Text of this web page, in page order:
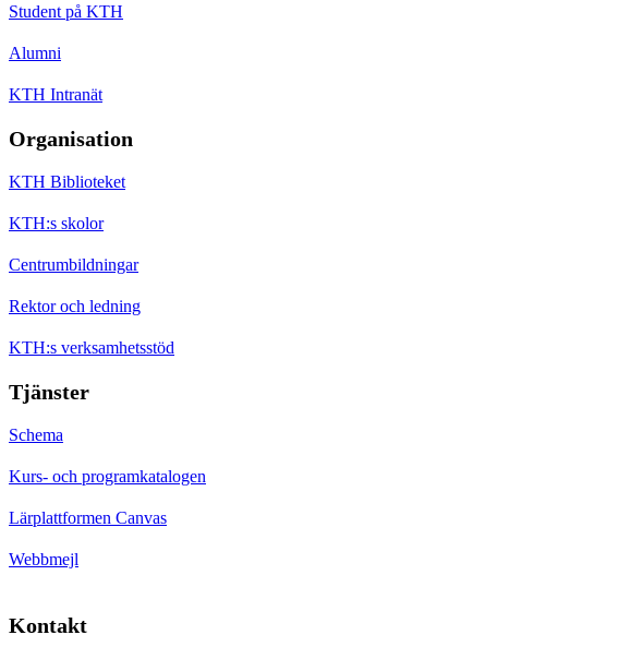
Student på KTH
Alumni
KTH Intranät
Organisation
KTH Biblioteket
KTH:s skolor
Centrumbildningar
Rektor och ledning
KTH:s verksamhetsstöd
Tjänster
Schema
Kurs- och programkatalogen
Lärplattformen Canvas
Webbmejl
Kontakt